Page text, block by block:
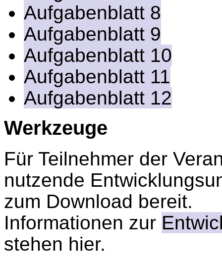
Aufgabenblatt 8
Aufgabenblatt 9
Aufgabenblatt 10
Aufgabenblatt 11
Aufgabenblatt 12
Werkzeuge
Für Teilnehmer der
nutzende
zum Download bereit.
Informationen zur
stehen hier.